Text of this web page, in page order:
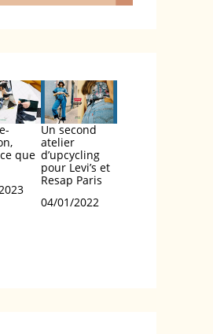
que
Un second
atelier
d’upcycling
pour Levi’s et
Resap Paris
Date
04/01/2022